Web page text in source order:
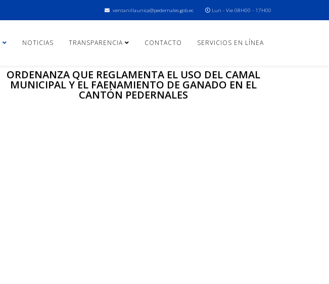
ventanillaunica@pedernales.gob.ec Lun - Vie 08H00 - 17H00
NOTICIAS TRANSPARENCIA CONTACTO SERVICIOS EN LÍNEA
ORDENANZA QUE REGLAMENTA EL USO DEL CAMAL
MUNICIPAL Y EL FAENAMIENTO DE GANADO EN EL
CANTÓN PEDERNALES